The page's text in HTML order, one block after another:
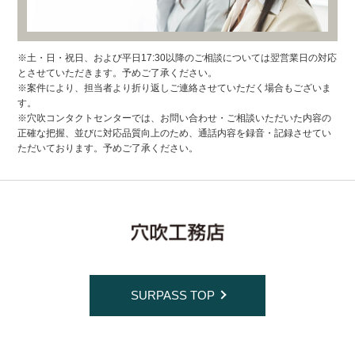
※土・日・祝日、および平日17:30以降のご相談については翌営業日の対応
とさせていただきます。予めご了承ください。
※案件により、担当者より折り返しご連絡させていただく場合もございま
す。
※穴吹コンタクトセンターでは、お問い合わせ・ご相談いただいた内容の
正確な把握、並びに対応品質向上のため、通話内容を録音・記録させてい
ただいております。予めご了承ください。
SURPASS TOP